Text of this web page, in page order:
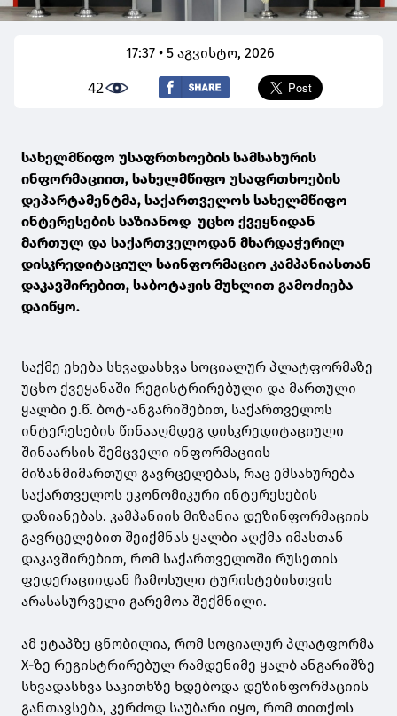
17:37 • 5 აგვისტო, 2026
42
სახელმწიფო უსაფრთხოების სამსახურის
ინფორმაციით, სახელმწიფო უსაფრთხოების
დეპარტამენტმა, საქართველოს სახელმწიფო
ინტერესების საზიანოდ უცხო ქვეყნიდან
მართულ და საქართველოდან მხარდაჭერილ
დისკრედიტაციულ საინფორმაციო კამპანიასთან
დაკავშირებით, საბოტაჟის მუხლით გამოძიება
დაიწყო.
საქმე ეხება სხვადასხვა სოციალურ პლატფორმაზე
უცხო ქვეყანაში რეგისტრირებული და მართული
ყალბი ე.წ. ბოტ-ანგარიშებით, საქართველოს
ინტერესების წინააღმდეგ დისკრედიტაციული
შინაარსის შემცველი ინფორმაციის
მიზანმიმართულ გავრცელებას, რაც ემსახურება
საქართველოს ეკონომიკური ინტერესების
დაზიანებას. კამპანიის მიზანია დეზინფორმაციის
გავრცელებით შეიქმნას ყალბი აღქმა იმასთან
დაკავშირებით, რომ საქართველოში რუსეთის
ფედერაციიდან ჩამოსული ტურისტებისთვის
არასასურველი გარემოა შექმნილი.
ამ ეტაპზე ცნობილია, რომ სოციალურ პლატფორმა
X-ზე რეგისტრირებულ რამდენიმე ყალბ ანგარიშზე
სხვადასხვა საკითხზე ხდებოდა დეზინფორმაციის
განთავსება, კერძოდ საუბარი იყო, რომ თითქოს